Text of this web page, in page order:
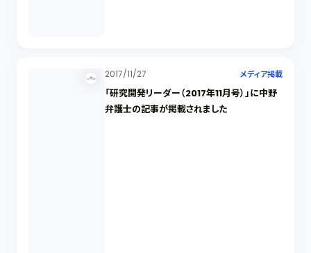
2017/11/27 メディア掲載
「研究開発リーダー（2017年11月号）」に中野
弁護士の記事が掲載されました